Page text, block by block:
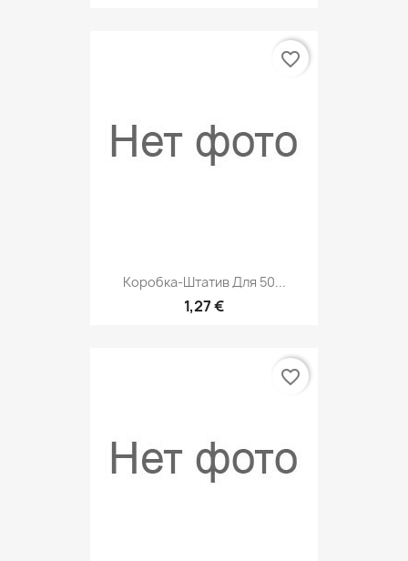
Коробка-Штатив Для 50...
1,27 €
favorite_border
favorite_border